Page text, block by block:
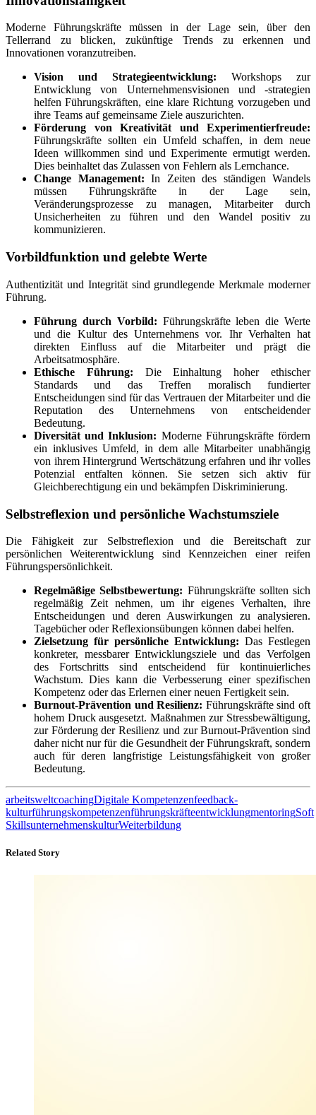
Moderne Führungskräfte müssen in der Lage sein, über den
Tellerrand zu blicken, zukünftige Trends zu erkennen und
Innovationen voranzutreiben.
Vision und Strategieentwicklung: Workshops zur
Entwicklung von Unternehmensvisionen und -strategien
helfen Führungskräften, eine klare Richtung vorzugeben und
ihre Teams auf gemeinsame Ziele auszurichten.
Förderung von Kreativität und Experimentierfreude:
Führungskräfte sollten ein Umfeld schaffen, in dem neue
Ideen willkommen sind und Experimente ermutigt werden.
Dies beinhaltet das Zulassen von Fehlern als Lernchance.
Change Management: In Zeiten des ständigen Wandels
müssen Führungskräfte in der Lage sein,
Veränderungsprozesse zu managen, Mitarbeiter durch
Unsicherheiten zu führen und den Wandel positiv zu
kommunizieren.
Vorbildfunktion und gelebte Werte
Authentizität und Integrität sind grundlegende Merkmale moderner
Führung.
Führung durch Vorbild: Führungskräfte leben die Werte
und die Kultur des Unternehmens vor. Ihr Verhalten hat
direkten Einfluss auf die Mitarbeiter und prägt die
Arbeitsatmosphäre.
Ethische Führung: Die Einhaltung hoher ethischer
Standards und das Treffen moralisch fundierter
Entscheidungen sind für das Vertrauen der Mitarbeiter und die
Reputation des Unternehmens von entscheidender
Bedeutung.
Diversität und Inklusion: Moderne Führungskräfte fördern
ein inklusives Umfeld, in dem alle Mitarbeiter unabhängig
von ihrem Hintergrund Wertschätzung erfahren und ihr volles
Potenzial entfalten können. Sie setzen sich aktiv für
Gleichberechtigung ein und bekämpfen Diskriminierung.
Selbstreflexion und persönliche Wachstumsziele
Die Fähigkeit zur Selbstreflexion und die Bereitschaft zur
persönlichen Weiterentwicklung sind Kennzeichen einer reifen
Führungspersönlichkeit.
Regelmäßige Selbstbewertung: Führungskräfte sollten sich
regelmäßig Zeit nehmen, um ihr eigenes Verhalten, ihre
Entscheidungen und deren Auswirkungen zu analysieren.
Tagebücher oder Reflexionsübungen können dabei helfen.
Zielsetzung für persönliche Entwicklung: Das Festlegen
konkreter, messbarer Entwicklungsziele und das Verfolgen
des Fortschritts sind entscheidend für kontinuierliches
Wachstum. Dies kann die Verbesserung einer spezifischen
Kompetenz oder das Erlernen einer neuen Fertigkeit sein.
Burnout-Prävention und Resilienz: Führungskräfte sind oft
hohem Druck ausgesetzt. Maßnahmen zur Stressbewältigung,
zur Förderung der Resilienz und zur Burnout-Prävention sind
daher nicht nur für die Gesundheit der Führungskraft, sondern
auch für deren langfristige Leistungsfähigkeit von großer
Bedeutung.
arbeitsweltcoachingDigitale Kompetenzenfeedback-
kulturführungskompetenzenführungskräfteentwicklungmentoringSoft
SkillsunternehmenskulturWeiterbildung
Related Story